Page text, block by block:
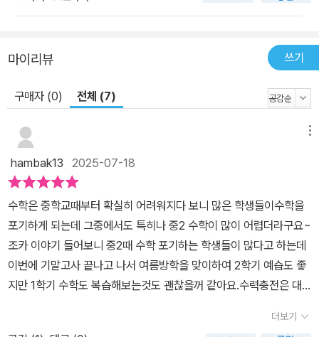
마이리뷰 쓰기
구매자 (0) 전체 (7)
hambak13 2025-07-18
수학은 중학교때부터 확실히 어려워지다 보니 많은 학생들이수학을
포기하게 되는데 그중에서도 특히나 중2 수학이 많이 어렵더라구요~
조카 이야기 들어보니 중2때 수학 포기하는 학생들이 많다고 하는데
이번에 기말고사 끝나고 나서 여름방학을 맞이하여 2학기 예습도 좋
지만 1학기 수학도 복습해보는것도 괜찮을꺼 같아요.​​수력충전은 대
있도록그림과 예시를 통해 중학 수학 개념을 이해하기 쉽게 되어 있
더보기